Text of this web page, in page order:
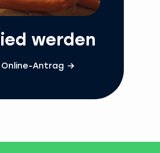
werden
Online-Antrag